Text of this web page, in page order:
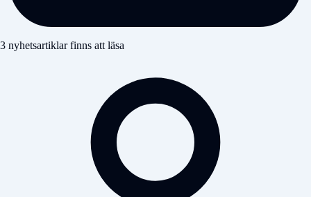
3 nyhetsartiklar finns att läsa